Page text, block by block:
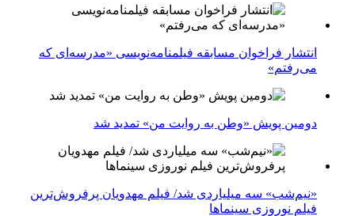
انتشار فراخوان مسابقه فیلمنامه‌نویسی «مدرسه‌ای که
می‌رفتم»
دومین پویش «وطن به روایت من» تمدید شد
«نیم‌شب» سه میلیاردی شد/ فیلم مهدویان پرفروش‌ترین
فیلم نوروزی سینماها